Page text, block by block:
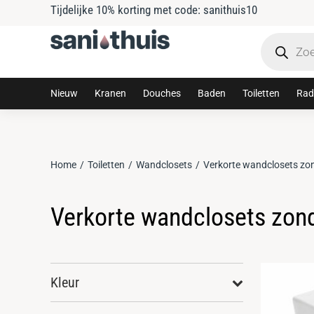
Tijdelijke 10% korting met code: sanithuis10
Nieuw Kranen Douches Baden Toiletten
Je bent hier:
Home Toiletten Wandclosets Verkorte wandclosets
Verkorte wandclosets
Kleur